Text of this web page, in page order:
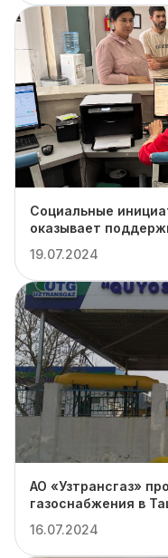
Социальные
оказывает
19.07.2024
АО «Узтрансгаз»
газоснабжения в
16.07.2024